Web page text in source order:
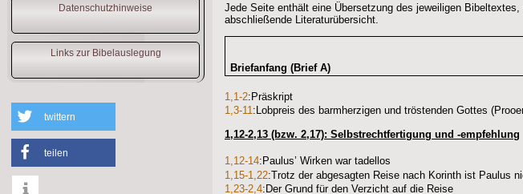
Datenschutzhinweise
Links zur Bibelauslegung
twittern
teilen
Jede Seite enthält eine Übersetzung des jeweiligen
abschließende Literaturübersicht.
Briefanfang (Brief A)
1,1-2:Präskript
1,3-11:Lobpreis des barmherzigen und tröstenden Gottes
1,12-2,13 (bzw. 2,17): Selbstrechtfertigung und -empfehlung
1,12-14:Paulus’ Wirken war tadellos
1,15-1,22:Trotz der abgesagten Reise nach Korinth ist Paulus
1,23-2,4:Der Grund für den Verzicht auf die Reise